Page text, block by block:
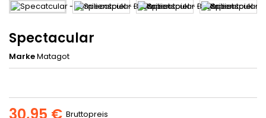
Spectacular
MarkeMatagot
30,95 € Bruttopreis